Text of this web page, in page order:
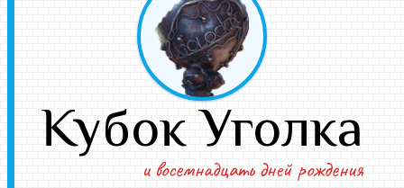
Кубок Уголка
и восемнадцать дней рождения